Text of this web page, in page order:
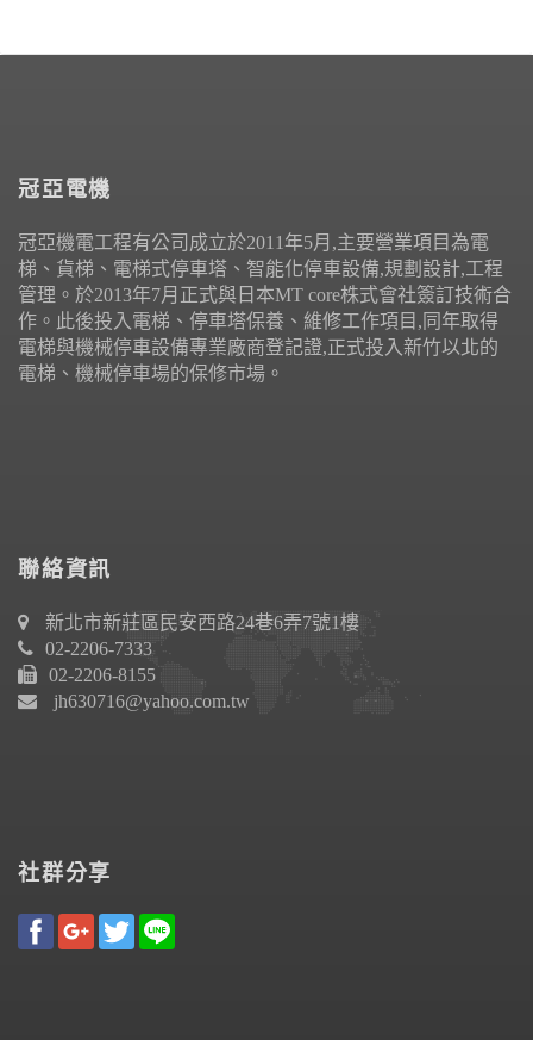
冠亞電機
冠亞機電工程有公司成立於2011年5月,主要營業項目為電
梯、貨梯、電梯式停車塔、智能化停車設備,規劃設計,工程
管理。於2013年7月正式與日本MT core株式會社簽訂技術合
作。此後投入電梯、停車塔保養、維修工作項目,同年取得
電梯與機械停車設備專業廠商登記證,正式投入新竹以北的
電梯、機械停車場的保修市場。
聯絡資訊
新北市新莊區民安西路24巷6弄7號1樓
02-2206-7333
02-2206-8155
jh630716@yahoo.com.tw
社群分享